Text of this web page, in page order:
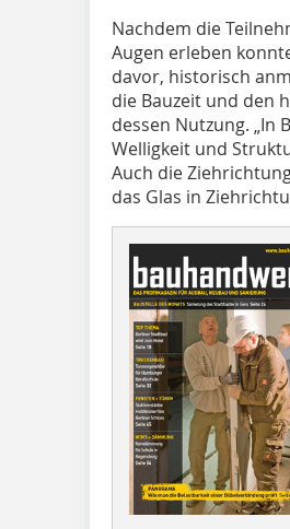
Nachdem die
Augen erleben
davor, historisch
die Bauzeit und den
dessen Nutzung.
Welligkeit und
Auch die
das Glas in